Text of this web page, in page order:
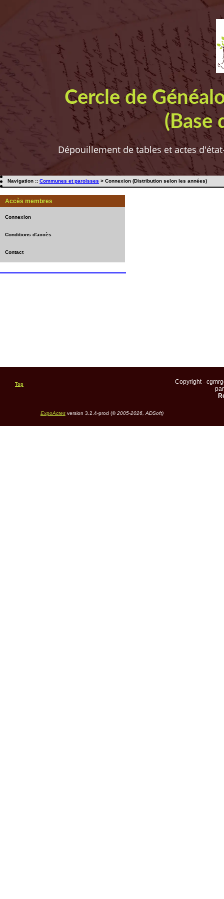
Cercle de
(Base
Dépouillement de tables et actes
Navigation :: Communes et paroisses > Connexion (Distribution selon les années)
Accès membres
Connexion
Conditions d'accès
Contact
Top
Copyright -
ExpoActesversion 3.2.4-prod (©2005-2026, ADSoft)